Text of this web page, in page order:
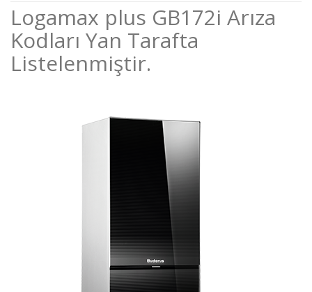
Logamax plus GB172i Arıza
Kodları Yan Tarafta
Listelenmiştir.